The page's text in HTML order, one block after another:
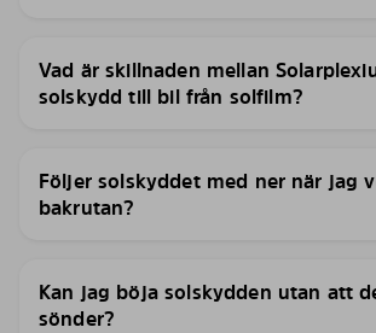
Vad är skillnaden mellan
solskydd till bil från solfilm?
Följer solskyddet med ner när jag
bakrutan?
Kan jag böja solskydden utan att
sönder?